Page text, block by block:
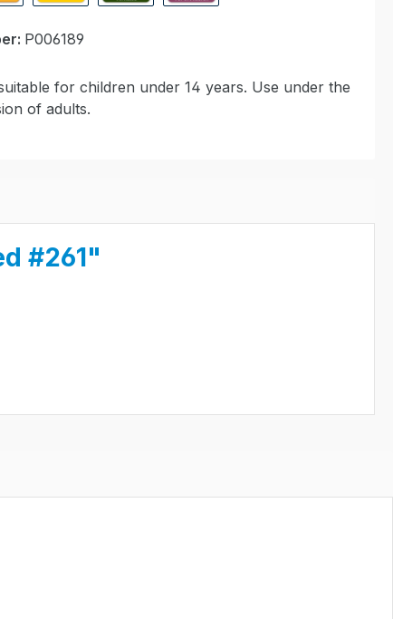
P006189
for children under 14 years. Use under the
of adults.
#261"